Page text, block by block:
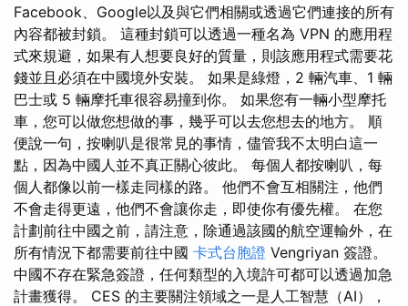
Facebook、Google以及與它們相關或透過它們連接的所有
內容都被封鎖。 這種封鎖可以透過一種名為 VPN 的應用程
式來規避，如果有人想要良好的質量，則該應用程式需要花
錢並且必須在中國境外安裝。 如果是綠燈，2 輛汽車、1 輛
巴士或 5 輛摩托車很容易撞到你。 如果您有一輛小型摩托
車，您可以做您想做的事，幾乎可以去您想去的地方。 順
便說一句，按喇叭是很常見的事情，儘管我不太明白這一
點，因為中國人並不真正關心彼此。 每個人都按喇叭，每
個人都像以前一樣走同樣的路。 他們不會互相關注，他們
不會走得更遠，他們不會讓你走，即使你有優先權。 在您
計劃前往中國之前，請注意，除通過該國的航空運輸外，在
所有情況下都需要前往中國 卡式台胞證 Vengriyan 簽證。
中國不存在緊急簽證，任何類型的入境許可都可以透過加急
計畫獲得。 CES 的主要關注領域之一是人工智慧（AI），